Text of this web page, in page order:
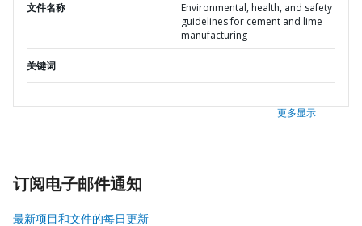
文件名称
Environmental, health, and safety
guidelines for cement and lime
manufacturing
关键词
更多显示
订阅电子邮件通知
最新项目和文件的每日更新